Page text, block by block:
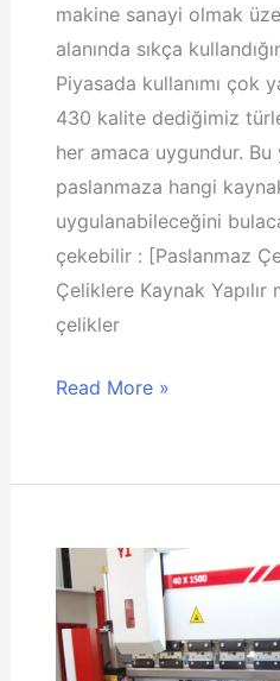
makine sanayi olmak
alanında sıkça
Piyasada kullanımı çok
430 kalite dediğimiz
her amaca uygundur.
paslanmaza hangi
uygulanabileceğini
çekebilir : [Paslanmaz
Çeliklere Kaynak Yapılır
çelikler
304
Hangi
Yapılır
Read More »